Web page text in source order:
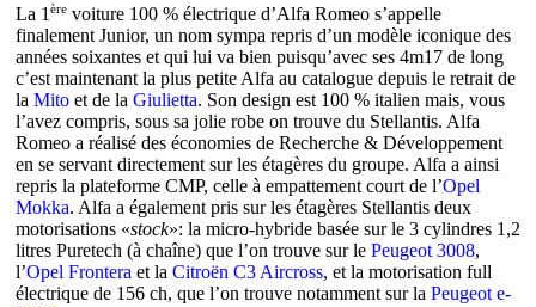
La 1ère voiture 100 % électrique d’Alfa Romeo s’appelle
finalement Junior, un nom sympa repris d’un modèle iconique des
années soixantes et qui lui va bien puisqu’avec ses 4m17 de long
c’est maintenant la plus petite Alfa au catalogue depuis le retrait de
laMito et de laGiulietta. Son design est 100 % italien mais, vous
l’avez compris, sous sa jolie robe on trouve du Stellantis. Alfa
Romeo a réalisé des économies de Recherche & Développement
en se servant directement sur les étagères du groupe. Alfa a ainsi
repris la plateforme CMP, celle à empattement court de l’Opel
Mokka. Alfa a également pris sur les étagères Stellantis deux
motorisations «stock»: la micro-hybride basée sur le 3 cylindres 1,2
litres Puretech (à chaîne) que l’on trouve sur lePeugeot 3008,
l’Opel Frontera et laCitroën C3 Aircross, et la motorisation full
électrique de 156 ch, que l’on trouve notamment sur laPeugeot e-